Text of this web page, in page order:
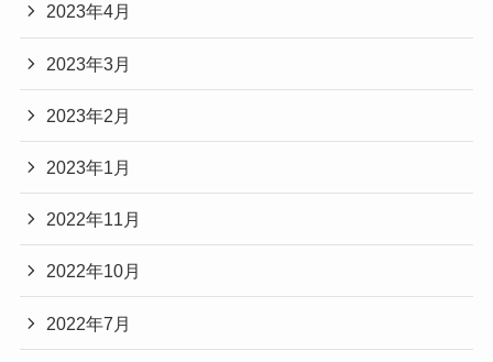
2023年4月
2023年3月
2023年2月
2023年1月
2022年11月
2022年10月
2022年7月